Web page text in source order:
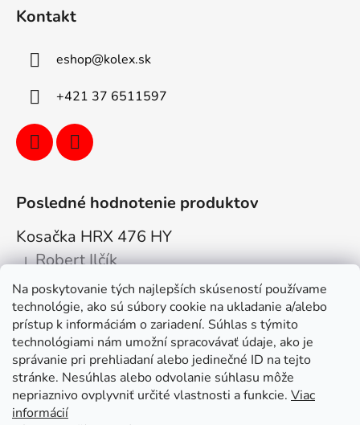
Na poskytovanie tých najlepších skúseností používame
technológie, ako sú súbory cookie na ukladanie a/alebo
prístup k informáciám o zariadení. Súhlas s týmito
technológiami nám umožní spracovávať údaje, ako je
správanie pri prehliadaní alebo jedinečné ID na tejto
stránke. Nesúhlas alebo odvolanie súhlasu môže
nepriaznivo ovplyvniť určité vlastnosti a funkcie. Viac
informácií
Kontakt
eshop@kolex.sk
+421 37 6511597
Posledné hodnotenie produktov
Kosačka HRX 476 HY
Hodnotenie produktu je 5 z 5 hviezdičiek.
| Robert Ilčík
Super. Odporúčam
Facebook